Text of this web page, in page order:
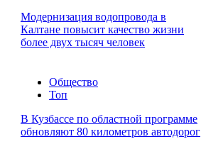
Модернизация водопровода в
Калтане повысит качество жизни
более двух тысяч человек
Общество
Топ
В Кузбассе по областной программе
обновляют 80 километров автодорог